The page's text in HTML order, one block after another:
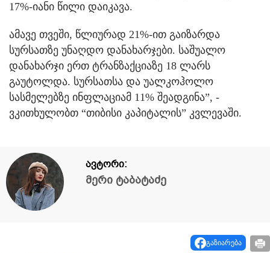
17%-იანი წილი დაიკავა.
ამავე თვეში, წლიურად 21%-ით გაიზარდა
სურსათზე უნაღდო დანახარჯები. საშუალო
დანახარჯი ერთ ტრანზაქციაზე 18 ლარს
გაუტოლდა. სურსათსა და უალკოჰოლო
სასმელებზე ინფლაციამ 11% შეადგინა”, -
ვკითხულობთ “თიბისი კაპიტალის” კვლევაში.
ავტორი:
მერი ტაბატაძე
გაზიარება